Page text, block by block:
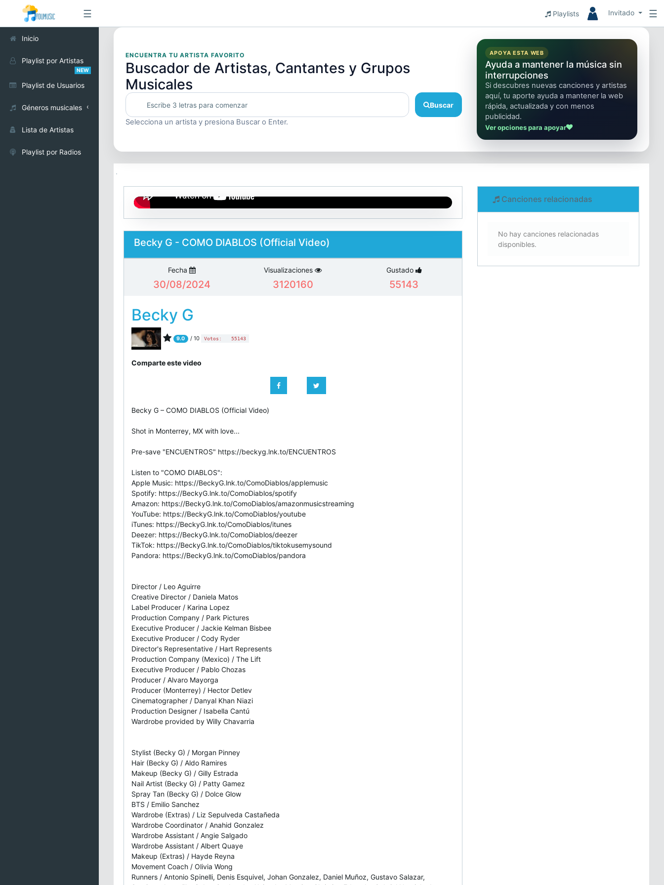
☰ Playlists Invitado ☰
Inicio
Playlist por Artistas
NEW
Playlist de Usuarios
Géneros musicales
Alternativo
Cumbia
Lista de Artistas
Playlist por Radios
ENCUENTRA TU ARTISTA FAVORITO
Buscador de Artistas, Cantantes y Grupos
Musicales
Buscar
Selecciona un artista y presiona Buscar o Enter.
APOYA ESTA WEB
Ayuda a mantener la música sin
interrupciones
Si descubres nuevas canciones y artistas
aquí, tu aporte ayuda a mantener la web
rápida, actualizada y con menos
publicidad.
Ver opciones para apoyar
Becky G - COMO DIABLOS (Official Video)
Fecha
30/08/2024
Visualizaciones
3120160
Gustado
55143
Becky G
9.0 / 10 Votos: 55143
Comparte este video
Becky G – COMO DIABLOS (Official Video)
Shot in Monterrey, MX with love...
Pre-save "ENCUENTROS" https://beckyg.lnk.to/ENCUENTROS
Listen to "COMO DIABLOS":
Apple Music: https://BeckyG.lnk.to/ComoDiablos/applemusic
Spotify: https://BeckyG.lnk.to/ComoDiablos/spotify
Amazon: https://BeckyG.lnk.to/ComoDiablos/amazonmusicstreaming
YouTube: https://BeckyG.lnk.to/ComoDiablos/youtube
iTunes: https://BeckyG.lnk.to/ComoDiablos/itunes
Deezer: https://BeckyG.lnk.to/ComoDiablos/deezer
TikTok: https://BeckyG.lnk.to/ComoDiablos/tiktokusemysound
Pandora: https://BeckyG.lnk.to/ComoDiablos/pandora
Director / Leo Aguirre
Creative Director / Daniela Matos
Label Producer / Karina Lopez
Production Company / Park Pictures
Executive Producer / Jackie Kelman Bisbee
Executive Producer / Cody Ryder
Director's Representative / Hart Represents
Production Company (Mexico) / The Lift
Executive Producer / Pablo Chozas
Producer / Alvaro Mayorga
Producer (Monterrey) / Hector Detlev
Cinematographer / Danyal Khan Niazi
Production Designer / Isabella Cantú
Wardrobe provided by Willy Chavarria
Stylist (Becky G) / Morgan Pinney
Hair (Becky G) / Aldo Ramires
Makeup (Becky G) / Gilly Estrada
Nail Artist (Becky G) / Patty Gamez
Spray Tan (Becky G) / Dolce Glow
BTS / Emilio Sanchez
Wardrobe (Extras) / Liz Sepulveda Castañeda
Wardrobe Coordinator / Anahid Gonzalez
Wardrobe Assistant / Angie Salgado
Wardrobe Assistant / Albert Quaye
Makeup (Extras) / Hayde Reyna
Movement Coach / Olivia Wong
Runners / Antonio Spinelli, Denis Esquivel, Johan Gonzalez, Daniel Muñoz, Gustavo Salazar,
Canciones relacionadas
No hay canciones relacionadas
disponibles.